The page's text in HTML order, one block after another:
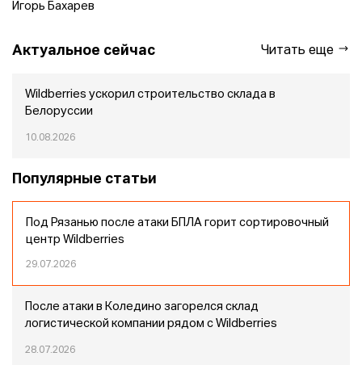
Игорь Бахарев
Актуальное сейчас Читать еще
Wildberries ускорил строительство склада в
Белоруссии
10.08.2026
Популярные статьи
Под Рязанью после атаки БПЛА горит сортировочный
центр Wildberries
29.07.2026
После атаки в Коледино загорелся склад
логистической компании рядом с Wildberries
28.07.2026